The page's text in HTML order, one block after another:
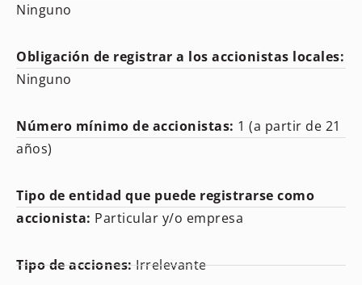
Ninguno
Obligación de registrar a los accionistas locales:
Ninguno
Número mínimo de accionistas: 1 (a partir de 21
años)
Tipo de entidad que puede registrarse como
accionista: Particular y/o empresa
Tipo de acciones:Irrelevante